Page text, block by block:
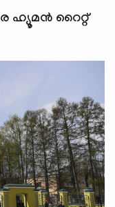
ഹ്യൂമന്‍ റൈറ്റ്